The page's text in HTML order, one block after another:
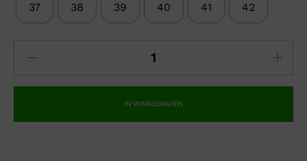
37 38 39 40 41 42
IN WINKELWAGEN